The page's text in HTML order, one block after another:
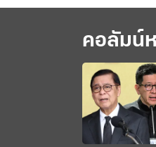
คอลัมน์